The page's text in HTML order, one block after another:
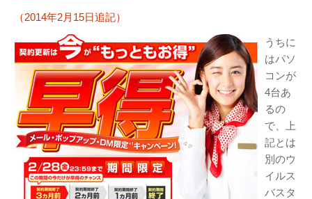
（2014年2月15日追記）
うちに
はパソ
コンが
4台あ
るの
で、上
記とは
別のウ
イルス
バスタ